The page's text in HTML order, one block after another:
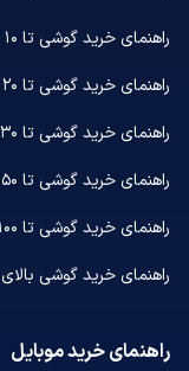
راهنمای خرید گوشی تا ۱۰ میلیون
راهنمای خرید گوشی تا ۲۰ میلیون
راهنمای خرید گوشی تا ۳۰ میلیون
راهنمای خرید گوشی تا ۵۰ میلیون
راهنمای خرید گوشی تا ۱۰۰ میلیون
راهنمای خرید گوشی بالای ۱۰۰ میلیون
راهنمای خرید موبایل